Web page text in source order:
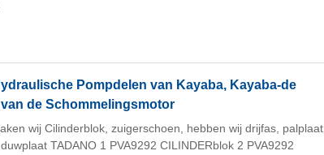
Pompdelen van Kayaba, Kayaba-de
de Schommelingsmotor
wij Cilinderblok, zuigerschoen, hebben wij drijfas, palplaat,
TADANO 1 PVA9292 CILINDERblok 2 PVA9292